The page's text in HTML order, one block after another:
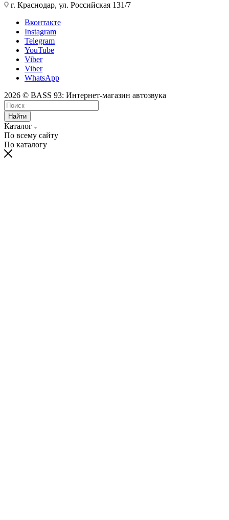
г. Краснодар, ул. Российская 131/7
Вконтакте
Instagram
Telegram
YouTube
Viber
Viber
WhatsApp
2026 © BASS 93: Интернет-магазин автозвука
Найти
Каталог
По всему сайту
По каталогу